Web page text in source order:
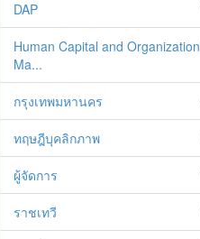
DAP
Human Capital and Organization
Ma...
กรุงเทพมหานคร
ทฤษฎีบุคลิกภาพ
ผู้จัดการ
ราชเทวี